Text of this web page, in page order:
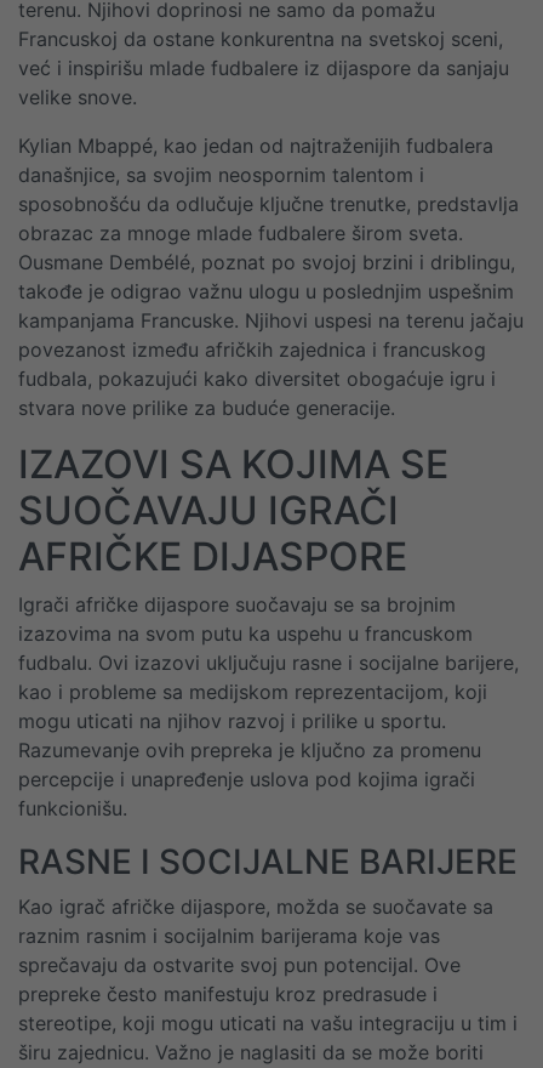
terenu. Njihovi doprinosi ne samo da pomažu
Francuskoj da ostane konkurentna na svetskoj sceni,
već i inspirišu mlade fudbalere iz dijaspore da sanjaju
velike snove.
Kylian Mbappé, kao jedan od najtraženijih fudbalera
današnjice, sa svojim neospornim talentom i
sposobnošću da odlučuje ključne trenutke, predstavlja
obrazac za mnoge mlade fudbalere širom sveta.
Ousmane Dembélé, poznat po svojoj brzini i driblingu,
takođe je odigrao važnu ulogu u poslednjim uspešnim
kampanjama Francuske. Njihovi uspesi na terenu jačaju
povezanost između afričkih zajednica i francuskog
fudbala, pokazujući kako diversitet obogaćuje igru i
stvara nove prilike za buduće generacije.
IZAZOVI SA KOJIMA SE
SUOČAVAJU IGRAČI
AFRIČKE DIJASPORE
Igrači afričke dijaspore suočavaju se sa brojnim
izazovima na svom putu ka uspehu u francuskom
fudbalu. Ovi izazovi uključuju rasne i socijalne barijere,
kao i probleme sa medijskom reprezentacijom, koji
mogu uticati na njihov razvoj i prilike u sportu.
Razumevanje ovih prepreka je ključno za promenu
percepcije i unapređenje uslova pod kojima igrači
funkcionišu.
RASNE I SOCIJALNE BARIJERE
Kao igrač afričke dijaspore, možda se suočavate sa
raznim rasnim i socijalnim barijerama koje vas
sprečavaju da ostvarite svoj pun potencijal. Ove
prepreke često manifestuju kroz predrasude i
stereotipe, koji mogu uticati na vašu integraciju u tim i
širu zajednicu. Važno je naglasiti da se može boriti